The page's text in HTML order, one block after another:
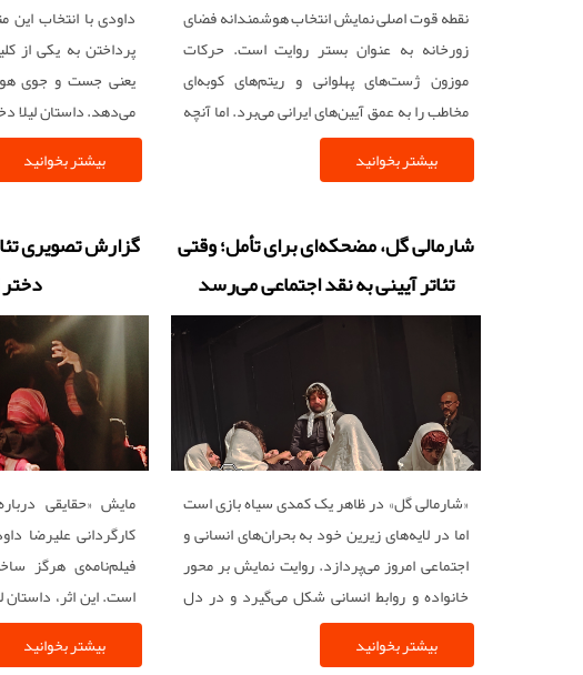
نقطه قوت اصلی نمایش انتخاب هوشمندانه فضای
زورخانه به عنوان بستر روایت است. حرکات
موزون ژست‌های پهلوانی و ریتم‌های کوبه‌ای
مخاطب را به عمق آیین‌های ایرانی می‌برد. اما آنچه
این انتخاب را برجسته می‌کند حضور زنان در
نقش‌های پهلوانی است.
بیشتر بخوانید
داودی با انتخاب
پرداختن به یکی از
یعنی جست و جوی
می‌دهد. داستان لیلا
و بندهای محیطش کوچ
از میل به استقلال
بیشتر بخوانید
شارمالی گل، مضحکه‌ای برای تأمل؛ وقتی
تئاتر آیینی به نقد اجتماعی می‌رسد
«شارمالی گل» در ظاهر یک کمدی سیاه بازی است
اما در لایه‌های زیرین خود به بحران‌های انسانی و
اجتماعی امروز می‌پردازد. روایت نمایش بر محور
خانواده و روابط انسانی شکل می‌گیرد و در دل
موقعیت‌های طنزآمیز به مسائلی چون بحران
هویت، فشارهای اجتماعی و تضاد میان سنت و
بیشتر بخوانید
گزارش تصویری
مایش «حقایقی
کارگردانی علیرضا
فیلم‌نامه‌ی هرگز
است. این اثر، داستان
جست‌وجوی هویت
می‌کند.بیشتر بخوانید